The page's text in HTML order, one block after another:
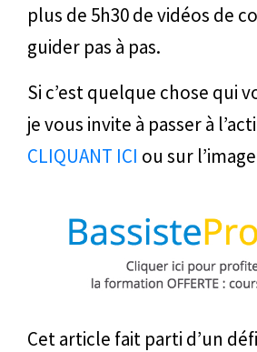
plus de 5h30 de vidéos de
guider pas à pas.
Si c’est quelque chose qui
je vous invite à passer à
CLIQUANT ICI ou sur
Cet article fait parti d’un